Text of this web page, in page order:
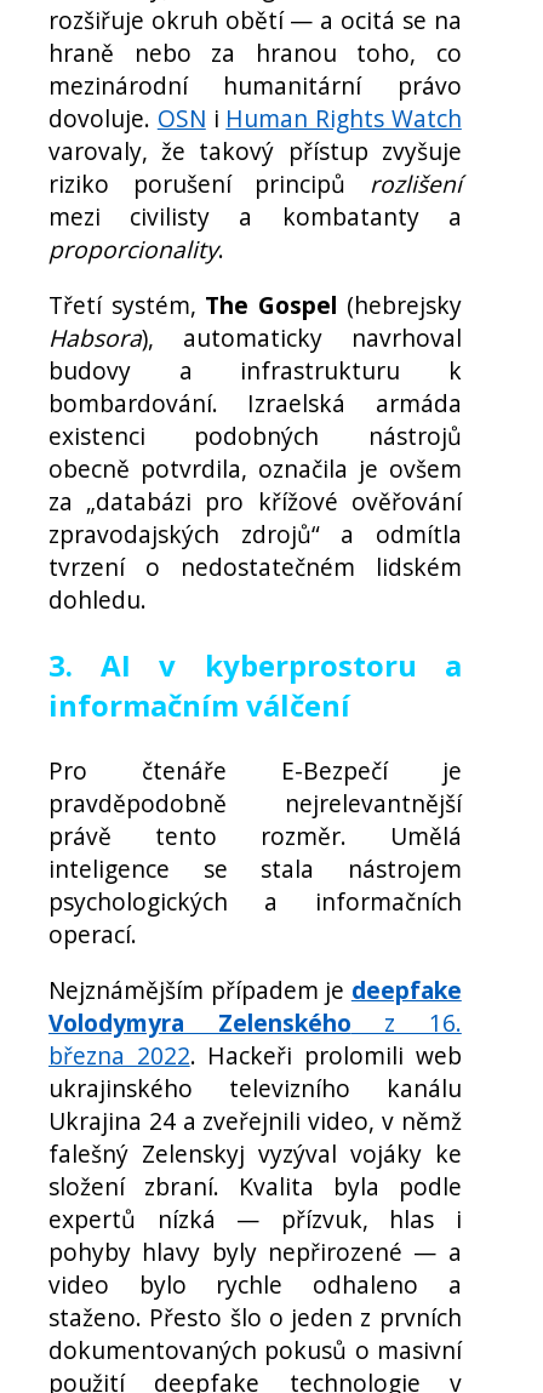
rozšiřuje okruh obětí — a ocitá se na
hraně nebo za hranou toho, co
mezinárodní humanitární právo
dovoluje. OSN i Human Rights Watch
varovaly, že takový přístup zvyšuje
riziko porušení principů rozlišení
mezi civilisty a kombatanty a
proporcionality.
Třetí systém, The Gospel (hebrejsky
Habsora), automaticky navrhoval
budovy a infrastrukturu k
bombardování. Izraelská armáda
existenci podobných nástrojů
obecně potvrdila, označila je ovšem
za „databázi pro křížové ověřování
zpravodajských zdrojů“ a odmítla
tvrzení o nedostatečném lidském
dohledu.
3. AI v kyberprostoru a
informačním válčení
Pro čtenáře E-Bezpečí je
pravděpodobně nejrelevantnější
právě tento rozměr. Umělá
inteligence se stala nástrojem
psychologických a informačních
operací.
Nejznámějším případem je deepfake
Volodymyra Zelenského z 16.
března 2022. Hackeři prolomili web
ukrajinského televizního kanálu
Ukrajina 24 a zveřejnili video, v němž
falešný Zelenskyj vyzýval vojáky ke
složení zbraní. Kvalita byla podle
expertů nízká — přízvuk, hlas i
pohyby hlavy byly nepřirozené — a
video bylo rychle odhaleno a
staženo. Přesto šlo o jeden z prvních
dokumentovaných pokusů o masivní
použití deepfake technologie v